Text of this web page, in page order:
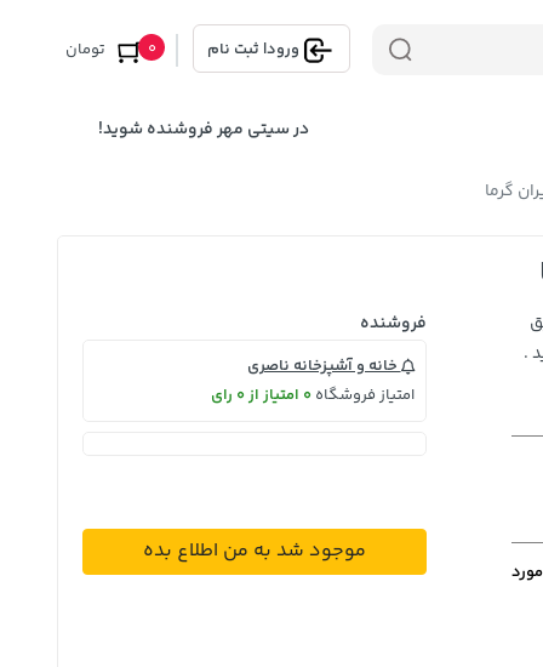
ورود| ثبت نام تومان 0
در سیتی مهر فروشنده شوید!
.
فروشنده
خانه و آشپزخانه ناصری
امتیاز فروشگاه0 امتیاز از 0 رای
موجود شد به من اطلاع بده